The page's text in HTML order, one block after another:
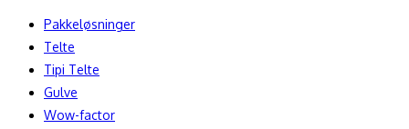
Pakkeløsninger
Telte
Tipi Telte
Gulve
Wow-factor